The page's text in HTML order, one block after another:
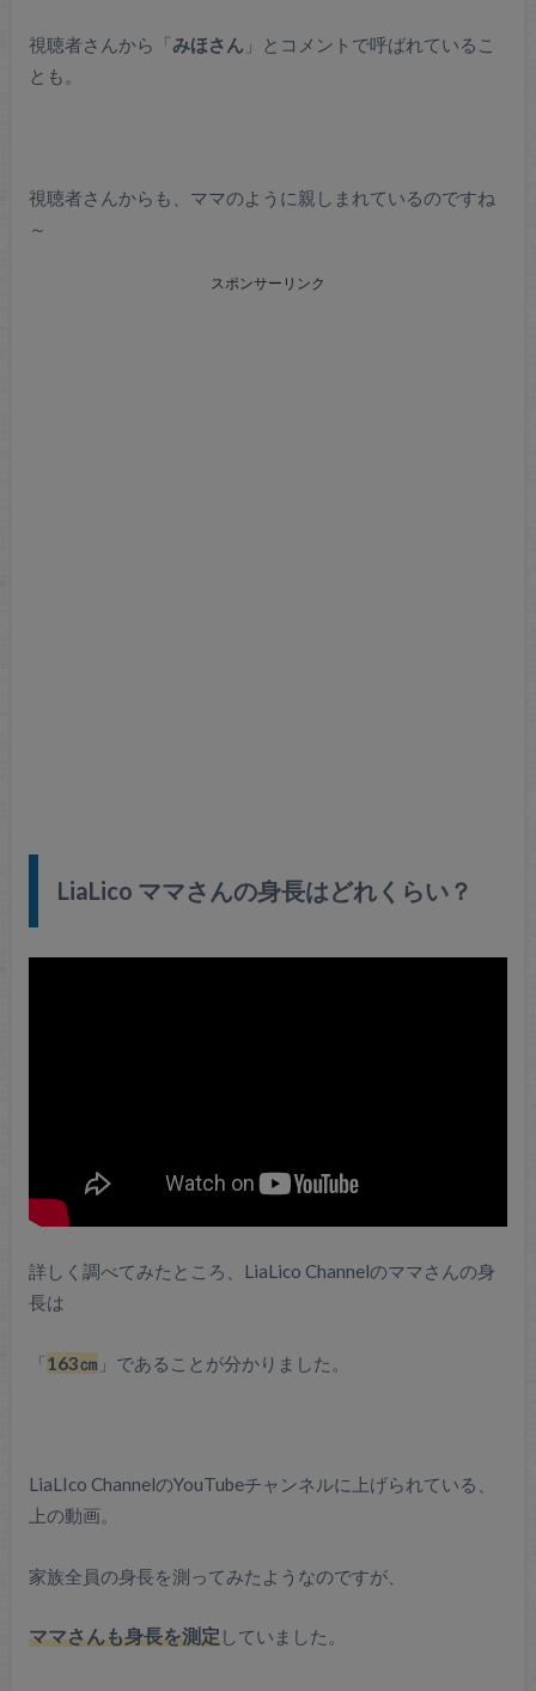
視聴者さんから「みほさん」とコメントで呼ばれているこ
とも。
視聴者さんからも、ママのように親しまれているのですね
～
スポンサーリンク
LiaLico ママさんの身長はどれくらい？
詳しく調べてみたところ、LiaLico Channelのママさんの身
長は
「163㎝ 」であることが分かりました。
LiaLIco ChannelのYouTubeチャンネルに上げられている、
上の動画。
家族全員の身長を測ってみたようなのですが、
ママさんも身長を測定していました。